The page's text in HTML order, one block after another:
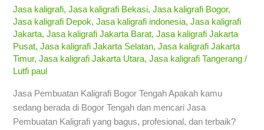
Jasa kaligrafi,Jasa kaligrafi Bekasi,Jasa kaligrafi Bogor,
Jasa kaligrafi Depok,Jasa kaligrafi indonesia,Jasa kaligrafi
Jakarta,Jasa kaligrafi Jakarta Barat,Jasa kaligrafi Jakarta
Pusat,Jasa kaligrafi Jakarta Selatan,Jasa kaligrafi Jakarta
Timur,Jasa kaligrafi Jakarta Utara,Jasa kaligrafi Tangerang /
Lutfi paul
Jasa Pembuatan Kaligrafi Bogor Tengah Apakah kamu
sedang berada di Bogor Tengah dan mencari Jasa
Pembuatan Kaligrafi yang bagus, profesional, dan terbaik?